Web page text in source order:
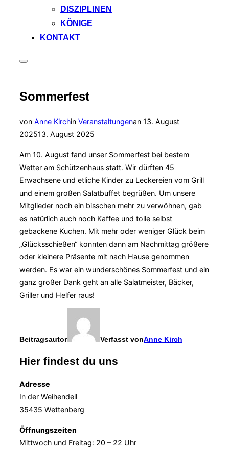
DISZIPLINEN
KÖNIGE
KONTAKT
Seitenleiste
Sommerfest
von Anne Kirchin Veranstaltungenan Veröffentlicht
13. August
202513. August 2025
Am 10. August fand unser Sommerfest bei bestem
Wetter am Schützenhaus statt. Wir dürften 45
Erwachsene und etliche Kinder zu Leckereien vom Grill
und einem großen Salatbuffet begrüßen. Um unsere
Mitglieder noch ein bisschen mehr zu verwöhnen, gab
es natürlich auch noch Kaffee und tolle selbst
gebackene Kuchen. Mit mehr oder weniger Glück beim
„Glücksschießen“ konnten dann am Nachmittag größere
oder kleinere Präsente mit nach Hause genommen
werden. Es war ein wunderschönes Sommerfest und ein
ganz großer Dank geht an alle Salatmeister, Bäcker,
Griller und Helfer raus!
Beitragsautor Verfasst vonAnne Kirch
Hier findest du uns
Adresse
In der Weihendell
35435 Wettenberg
Öffnungszeiten
Mittwoch und Freitag: 20 – 22 Uhr